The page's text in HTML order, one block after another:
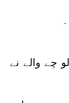
چے والے نے